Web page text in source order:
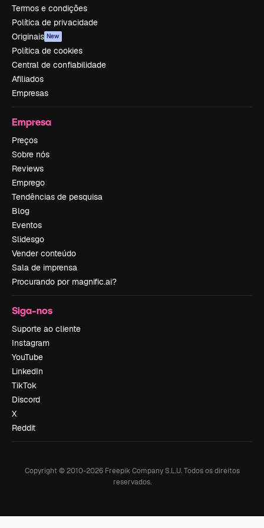
Termos e condições
Política de privacidade
Originais New
Política de cookies
Central de confiabilidade
Afiliados
Empresas
Empresa
Preços
Sobre nós
Reviews
Emprego
Tendências de pesquisa
Blog
Eventos
Slidesgo
Vender conteúdo
Sala de imprensa
Procurando por magnific.ai?
Siga-nos
Suporte ao cliente
Instagram
YouTube
LinkedIn
TikTok
Discord
X
Reddit
Copyright © 2010-2026Freepik Company S.L.U. Todos os direitos
reservados.